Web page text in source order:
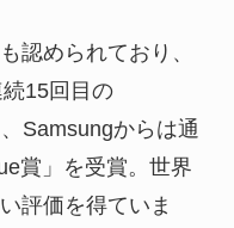
認められており、
15回目の
Samsungからは通
賞」を受賞。世界
評価を得ていま